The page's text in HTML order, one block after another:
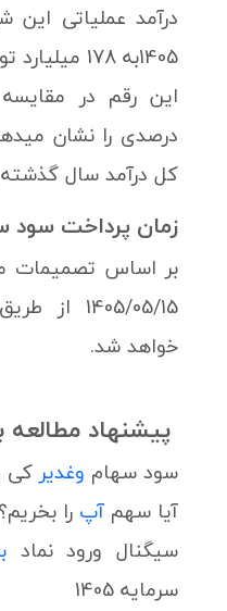
درآمد عملیاتی این
1405به 178 میلیارد تومان رسیده است.
کل درآمد سال
زمان پرداخت سود
بر اساس تصمیمات
1405/05/
خواهد شد.
پیشنهاد مطالعه
سود سهام وغدیر کی
آیا سهم آپ را بخریم؟
سیگنال ورود نماد
سرمایه 1405